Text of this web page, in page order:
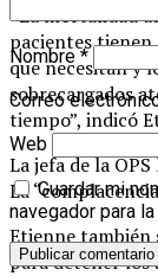
“La mortalidad
pacientes
que necesitan y
sobrecargados
tiempo”, indicó
La jefa de la
La
Etienne también
para detener los
Nombre*
Correo
Web
Guardar mi
navegador para